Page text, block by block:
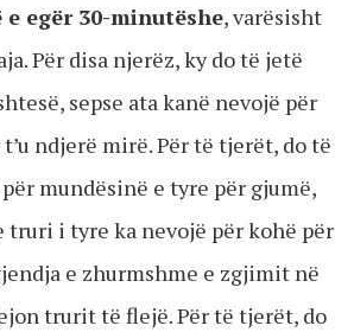
egër 30-minutëshe, varësisht
Për disa njerëz, ky do të jetë
sepse ata kanë nevojë për
ndjerë mirë. Për të tjerët, do të
mundësinë e tyre për gjumë,
truri i tyre ka nevojë për kohë për
e zhurmshme e zgjimit në
trurit të flejë. Për të tjerët, do